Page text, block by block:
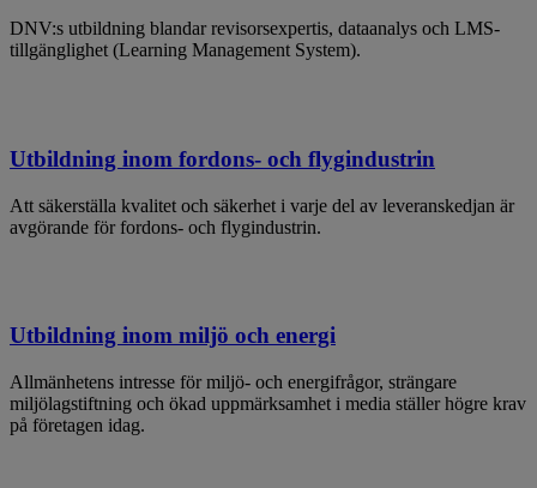
DNV:s utbildning blandar revisorsexpertis, dataanalys och LMS-
tillgänglighet (Learning Management System).
Utbildning inom fordons- och flygindustrin
Att säkerställa kvalitet och säkerhet i varje del av leveranskedjan är
avgörande för fordons- och flygindustrin.
Utbildning inom miljö och energi
Allmänhetens intresse för miljö- och energifrågor, strängare
miljölagstiftning och ökad uppmärksamhet i media ställer högre krav
på företagen idag.